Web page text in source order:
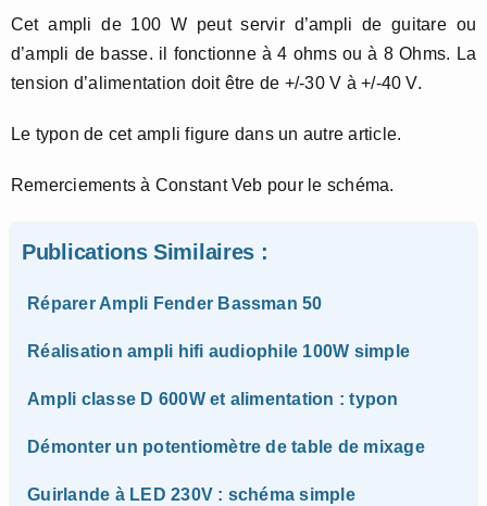
Cet ampli de 100 W peut servir d’ampli de guitare ou
d’ampli de basse. il fonctionne à 4 ohms ou à 8 Ohms. La
tension d’alimentation doit être de +/-30 V à +/-40 V.
Le typon de cet ampli figure dans un autre article.
Remerciements à Constant Veb pour le schéma.
Publications Similaires :
Réparer Ampli Fender Bassman 50
Réalisation ampli hifi audiophile 100W simple
Ampli classe D 600W et alimentation : typon
Démonter un potentiomètre de table de mixage
Guirlande à LED 230V : schéma simple